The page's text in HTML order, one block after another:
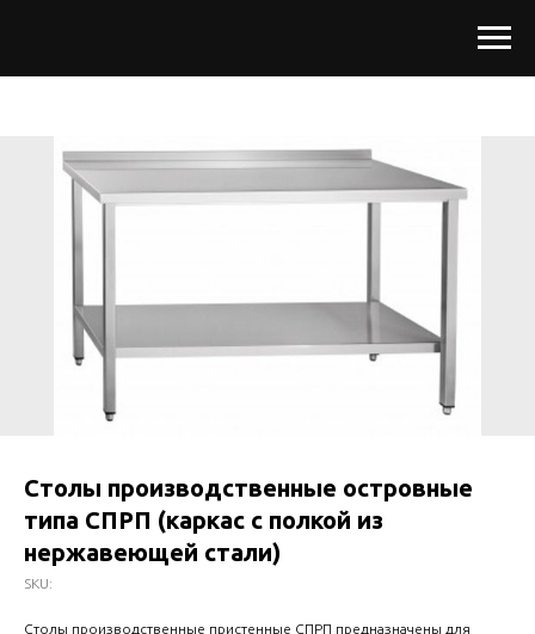
Столы производственные островные
типа СПРП (каркас с полкой из
нержавеющей стали)
SKU:
Столы производственные пристенные СПРП предназначены для